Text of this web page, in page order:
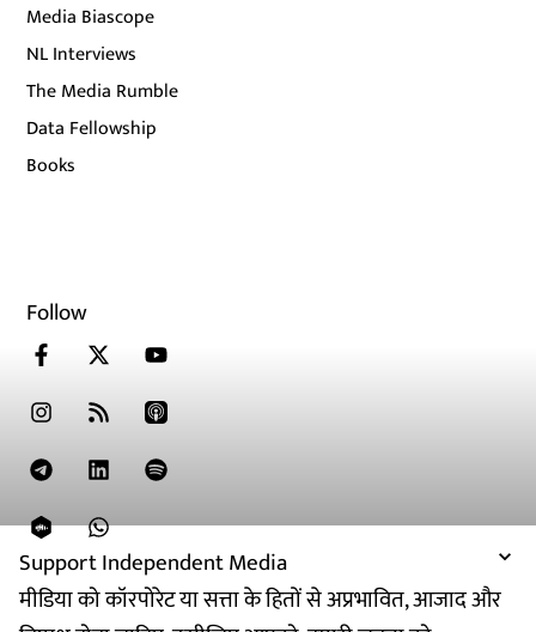
Support Independent Media
मीडिया को कॉरपोरेट या सत्ता के हितों से अप्रभावित, आजाद और
Media Biascope
NL Interviews
The Media Rumble
Data Fellowship
Books
Follow